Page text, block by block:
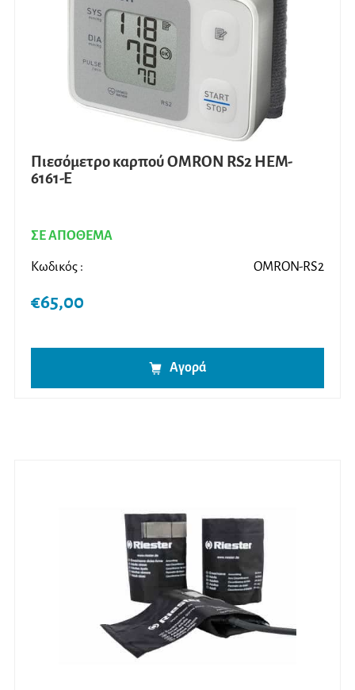
Πιεσόμετρο καρπού OMRON RS2 HEM-
6161-E
ΣΕ ΑΠΟΘΕΜΑ
Κωδικός : OMRON-RS2
€65,00
Αγορά